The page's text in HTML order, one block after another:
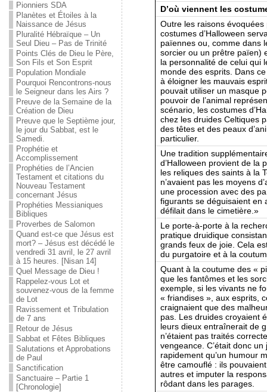
Pionniers SDA
Planètes et Étoiles à la
Naissance de Jésus
Pluralité Hébraïque – Un
Seul Dieu – Pas de Trinité
Points Clés de Dieu le Père,
Son Fils et Son Esprit
Population Mondiale
Pourquoi Rencontrons-nous
le Seigneur dans les Airs ?
Preuve de la Semaine de la
Création de Dieu
Preuve que le Septième jour,
le jour du Sabbat, est le
Samedi.
Prophétie et
Accomplissement
Prophéties de l’Ancien
Testament et citations du
Nouveau Testament
concernant Jésus
Prophéties Messianiques
Bibliques
Proverbes de Salomon
Quand est-ce que Jésus est
mort? – Jésus est décédé le
vendredi 31 avril, le 27 avril
à 15 heures. [Nisan 14]
Quel Message de Dieu !
Rappelez-vous Lot et
souvenez-vous de la femme
de Lot
Ravissement et Tribulation
de 7 ans
Retour de Jésus
Sabbat et Fêtes Bibliques
Salutations et Approbations
de Paul
Sanctification
Sanctuaire – Partie 1
[Chronologie]
D’où viennent les
Outre les raisons
costumes d’Halloween
païennes ou, comme dans
sorcier ou un prêtre païen)
la personnalité de celui qui
monde des esprits. Dans
à éloigner les mauvais
pouvait utiliser un masque
pouvoir de l’animal
scénario, les costumes
chez les druides Celtiques
des têtes et des peaux
particulier.
Une tradition
d’Halloween provient de la
les reliques des saints à la
n’avaient pas les moyens
une procession avec des
figurants se déguisaient en
défilait dans le cimetière.»
Le porte-à-porte à la
pratique druidique
grands feux de joie. Cela
du purgatoire et à la
Quant à la coutume des «
que les fantômes et les
exemple, si les vivants ne
« friandises », aux esprits,
craignaient que des
pas. Les druides croyaient
leurs dieux entraînerait de
n’étaient pas traités
vengeance. C’était donc
rapidement qu’un humour
être camouflé : ils
autres et imputer la
rôdant dans les parages.